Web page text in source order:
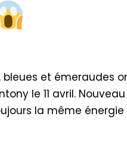
bleues et émeraudes
le 11 avril.
la même